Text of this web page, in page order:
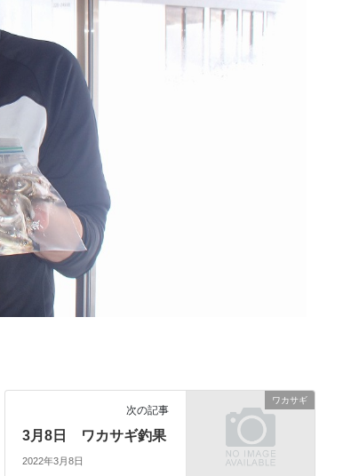
ワカサギ
次の記事
3月8日 ワカサギ釣果
2022年3月8日